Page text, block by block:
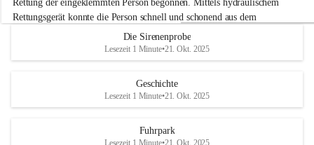
e
r
w
e
Rettung der eingeklemmten Person begonnen. Mittels hydraulischem
Rettungsgerät konnte die Person schnell und schonend aus dem
Im Anschluss an die technische Übung wurde noch die Bekämpfung
der richtige Umgang mit Handfeuerlöschern besprochen und praktisch
+4
Die Sirenenprobe
Lesezeit 1 Minute•21. Okt. 2025
Geschichte
Lesezeit 1 Minute•21. Okt. 2025
Fuhrpark
Lesezeit 1 Minute•21. Okt. 2025